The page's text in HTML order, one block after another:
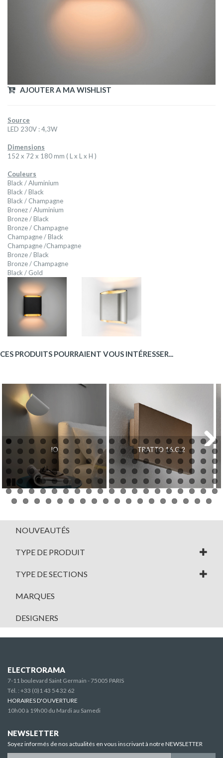
AJOUTER A MA WISHLIST
Source
LED 230V : 4,3W
Dimensions
152 x 72 x 180 mm ( L x L x H )
Couleurs
Black / Aluminium
Black / Black
Black / Champagne
Bronez / Aluminium
Bronze / Black
Bronze / Champagne
Champagne / Black
Champagne /Champagne
Bronze / Black
Bronze / Champagne
Black / Gold
CES PRODUITS POURRAIENT VOUS INTÉRESSER...
IO TRATTO 16.G.2
Next
Pause
NOUVEAUTÉS
TYPE DE PRODUIT
TYPE DE SECTIONS
MARQUES
DESIGNERS
ELECTRORAMA
7-11 boulevard Saint Germain - 75005 PARIS
Tél. : +33 (0)1 43 54 32 62
HORAIRES D'OUVERTURE
10h00 à 19h00 du Mardi au Samedi
NEWSLETTER
Soyez informés de nos actualités en vous inscrivant à notre NEWSLETTER